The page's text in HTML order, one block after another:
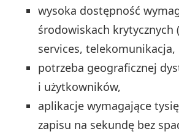
wysoka dostępność
środowiskach krytycznych
services, telekomunikacja,
potrzeba geograficznej
i użytkowników,
aplikacje wymagające
zapisu na sekundę bez